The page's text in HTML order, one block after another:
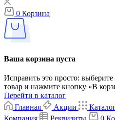
0 Корзина
Ваша корзина пуста
Исправить это просто:
товар и нажмите кнопку «В
Перейти в каталог
Главная
Акции